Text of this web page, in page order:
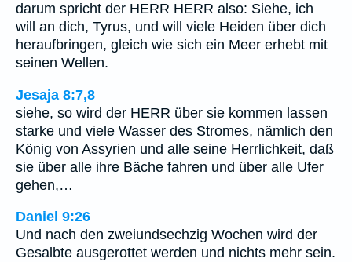
darum spricht der HERR HERR also: Siehe, ich
will an dich, Tyrus, und will viele Heiden über dich
heraufbringen, gleich wie sich ein Meer erhebt mit
seinen Wellen.
Jesaja 8:7,8
siehe, so wird der HERR über sie kommen lassen
starke und viele Wasser des Stromes, nämlich den
König von Assyrien und alle seine Herrlichkeit, daß
sie über alle ihre Bäche fahren und über alle Ufer
gehen,…
Daniel 9:26
Und nach den zweiundsechzig Wochen wird der
Gesalbte ausgerottet werden und nichts mehr sein.